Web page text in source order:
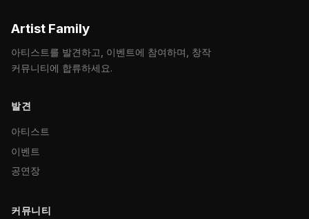
Artist Family
아티스트를 발견하고, 이벤트에 참여하며, 창작
커뮤니티에 합류하세요.
발견
아티스트
이벤트
공연장
커뮤니티